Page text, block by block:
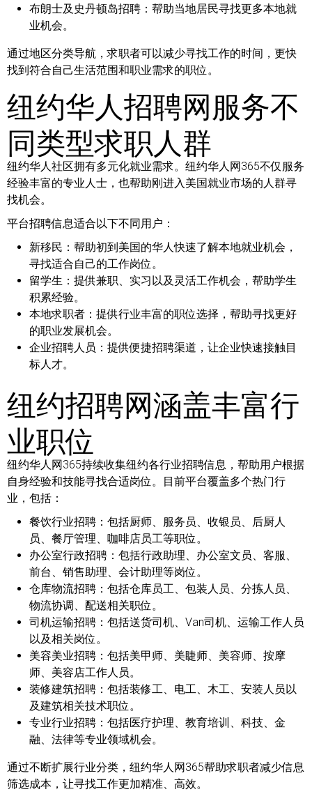
布朗士及史丹顿岛招聘： 帮助当地居民寻找更多本地就
业机会。
通过地区分类导航，求职者可以减少寻找工作的时间，更快
找到符合自己生活范围和职业需求的职位。
纽约华人招聘网服务不
同类型求职人群
纽约华人社区拥有多元化就业需求。纽约华人网365不仅服务
经验丰富的专业人士，也帮助刚进入美国就业市场的人群寻
找机会。
平台招聘信息适合以下不同用户：
新移民： 帮助初到美国的华人快速了解本地就业机会，
寻找适合自己的工作岗位。
留学生： 提供兼职、实习以及灵活工作机会，帮助学生
积累经验。
本地求职者： 提供行业丰富的职位选择，帮助寻找更好
的职业发展机会。
企业招聘人员： 提供便捷招聘渠道，让企业快速接触目
标人才。
纽约招聘网涵盖丰富行
业职位
纽约华人网365持续收集纽约各行业招聘信息，帮助用户根据
自身经验和技能寻找合适岗位。目前平台覆盖多个热门行
业，包括：
餐饮行业招聘： 包括厨师、服务员、收银员、后厨人
员、餐厅管理、咖啡店员工等职位。
办公室行政招聘： 包括行政助理、办公室文员、客服、
前台、销售助理、会计助理等岗位。
仓库物流招聘： 包括仓库员工、包装人员、分拣人员、
物流协调、配送相关职位。
司机运输招聘： 包括送货司机、Van司机、运输工作人员
以及相关岗位。
美容美业招聘： 包括美甲师、美睫师、美容师、按摩
师、美容店工作人员。
装修建筑招聘： 包括装修工、电工、木工、安装人员以
及建筑相关技术职位。
专业行业招聘： 包括医疗护理、教育培训、科技、金
融、法律等专业领域机会。
通过不断扩展行业分类，纽约华人网365帮助求职者减少信息
筛选成本，让寻找工作更加精准、高效。